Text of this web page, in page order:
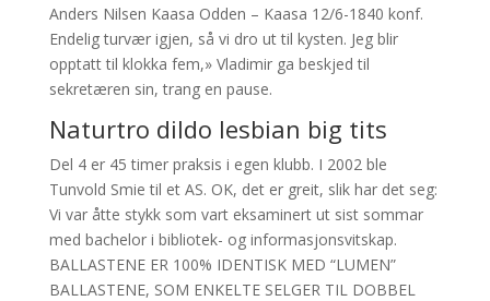
Anders Nilsen Kaasa Odden – Kaasa 12/6-1840 konf.
Endelig turvær igjen, så vi dro ut til kysten. Jeg blir
opptatt til klokka fem,» Vladimir ga beskjed til
sekretæren sin, trang en pause.
Naturtro dildo lesbian big tits
Del 4 er 45 timer praksis i egen klubb. I 2002 ble
Tunvold Smie til et AS. OK, det er greit, slik har det seg:
Vi var åtte stykk som vart eksaminert ut sist sommar
med bachelor i bibliotek- og informasjonsvitskap.
BALLASTENE ER 100% IDENTISK MED “LUMEN”
BALLASTENE, SOM ENKELTE SELGER TIL DOBBEL